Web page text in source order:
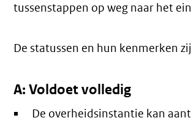
tussenstappen op weg naar het
De statussen en hun kenmerken
A: Voldoet volledig
De overheidsinstantie kan